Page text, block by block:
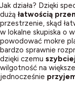
Jak działa? Dzięki
dużą łatwością
przestrzenie, skąd
w lokalne skupiska o
powodować mokre
bardzo sprawnie
dzięki czemu
wilgotność na
jednocześnie